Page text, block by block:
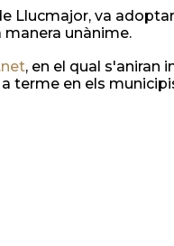
Llucmajor, va
unànime.
, en el qual s'aniran
terme en els